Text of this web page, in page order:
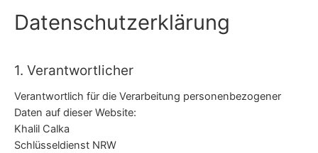
Datenschutzerklärung
1. Verantwortlicher
Verantwortlich für die Verarbeitung personenbezogener
Daten auf dieser Website:
Khalil Calka
Schlüsseldienst NRW